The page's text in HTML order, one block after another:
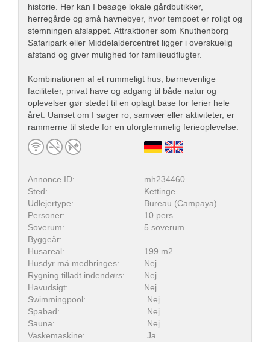
historie. Her kan I besøge lokale gårdbutikker,
herregårde og små havnebyer, hvor tempoet er roligt og
stemningen afslappet. Attraktioner som Knuthenborg
Safaripark eller Middelaldercentret ligger i overskuelig
afstand og giver mulighed for familieudflugter.
Kombinationen af et rummeligt hus, børnevenlige
faciliteter, privat have og adgang til både natur og
oplevelser gør stedet til en oplagt base for ferier hele
året. Uanset om I søger ro, samvær eller aktiviteter, er
rammerne til stede for en uforglemmelig ferieoplevelse.
Annonce ID:
mh234460
Sted:
Kettinge
Udlejertype:
Bureau (Campaya)
Personer:
10 pers.
Soverum:
5 soverum
Byggeår:
Husareal:
199 m2
Husdyr må medbringes:
Nej
Rygning tilladt indendørs:
Nej
Havudsigt:
Nej
Swimmingpool:
Nej
Spabad:
Nej
Sauna:
Nej
Vaskemaskine:
Ja